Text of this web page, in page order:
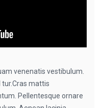
venenatis vestibulum.
mattis
Pellentesque ornare